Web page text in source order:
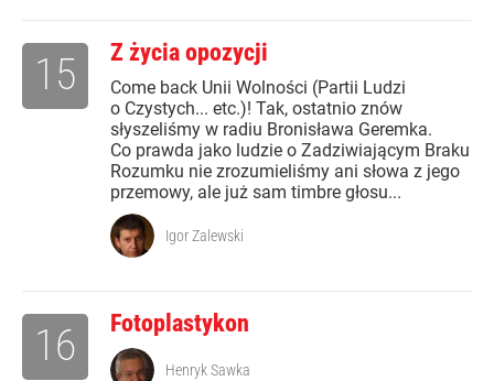
Z życia opozycji
Come back Unii Wolności (Partii Ludzi
o Czystych... etc.)! Tak, ostatnio znów
słyszeliśmy w radiu Bronisława Geremka.
Co prawda jako ludzie o Zadziwiającym Braku
Rozumku nie zrozumieliśmy ani słowa z jego
przemowy, ale już sam timbre głosu...
15
Igor Zalewski
Fotoplastykon
16 Henryk Sawka